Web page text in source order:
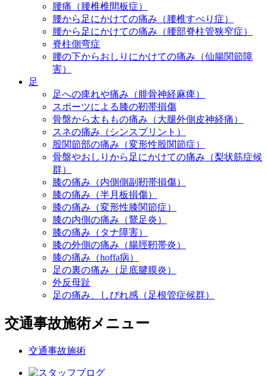
腰痛（腰椎椎間板症）
腰から足にかけての痛み（腰椎すべり症）
腰から足にかけての痛み（腰部脊柱管狭窄症）
脊柱側弯症
腰の下からおしりにかけての痛み（仙腸関節障
害）
足
足への痺れや痛み（腓骨神経麻痺）
スポーツによる膝の靭帯損傷
骨盤から太ももの痛み（大腿外側皮神経痛）
スネの痛み（シンスプリント）
股関節部の痛み（変形性股関節症）
骨盤やおしりから足にかけての痛み（梨状筋症候
群）
膝の痛み（内側側副靭帯損傷）
膝の痛み（半月板損傷）
膝の痛み（変形性膝関節症）
膝の内側の痛み（鵞足炎）
膝の痛み（タナ障害）
膝の外側の痛み（腸脛靭帯炎）
膝の痛み（hoffa病）
足の裏の痛み（足底腱膜炎）
外反母趾
足の痛み、しびれ感（足根管症候群）
交通事故施術メニュー
交通事故施術